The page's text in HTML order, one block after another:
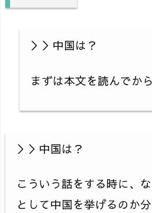
＞＞中国は？
まずは本文を読んでか
＞＞中国は？
こういう話をする時に、
として中国を挙げるのか分